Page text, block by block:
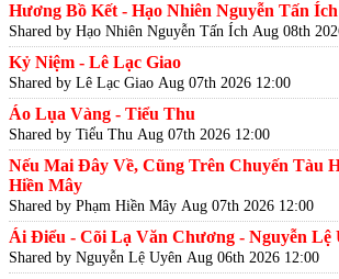
Hương Bồ Kết - Hạo Nhiên Nguyễn Tấn Ích
Shared by Hạo Nhiên Nguyễn Tấn Ích Aug 08th
Kỷ Niệm - Lê Lạc Giao
Shared by Lê Lạc Giao Aug 07th 2026 12:00
Áo Lụa Vàng - Tiểu Thu
Shared by Tiểu Thu Aug 07th 2026 12:00
Nếu Mai Đây Về, Cũng Trên Chuyến Tàu
Hiền Mây
Shared by Phạm Hiền Mây Aug 07th 2026 12:00
Ái Điểu - Cõi Lạ Văn Chương - Nguyễn Lệ
Shared by Nguyễn Lệ Uyên Aug 06th 2026 12:00